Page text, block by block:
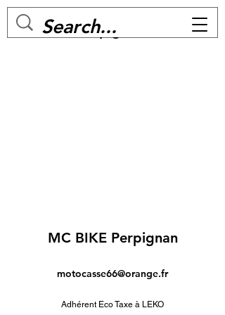
MC BIKE Perpignan
MC BIKE Perpignan
motocasse66@orange.fr
Adhérent Eco Taxe à LEKO